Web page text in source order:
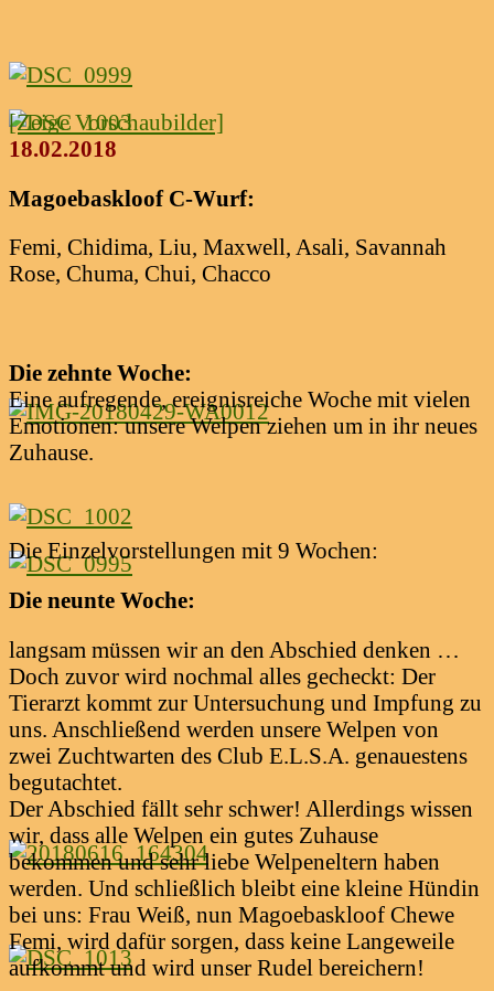
[Zeige Vorschaubilder]
18.02.2018
Magoebaskloof C-Wurf:
Femi, Chidima, Liu, Maxwell, Asali, Savannah
Rose, Chuma, Chui, Chacco
Die zehnte Woche:
Eine aufregende, ereignisreiche Woche mit vielen
Emotionen: unsere Welpen ziehen um in ihr neues
Zuhause.
Die Einzelvorstellungen mit 9 Wochen:
Die neunte Woche:
langsam müssen wir an den Abschied denken …
Doch zuvor wird nochmal alles gecheckt: Der
Tierarzt kommt zur Untersuchung und Impfung zu
uns. Anschließend werden unsere Welpen von
zwei Zuchtwarten des Club E.L.S.A. genauestens
begutachtet.
Der Abschied fällt sehr schwer! Allerdings wissen
wir, dass alle Welpen ein gutes Zuhause
bekommen und sehr liebe Welpeneltern haben
werden. Und schließlich bleibt eine kleine Hündin
bei uns: Frau Weiß, nun Magoebaskloof Chewe
Femi, wird dafür sorgen, dass keine Langeweile
aufkommt und wird unser Rudel bereichern!